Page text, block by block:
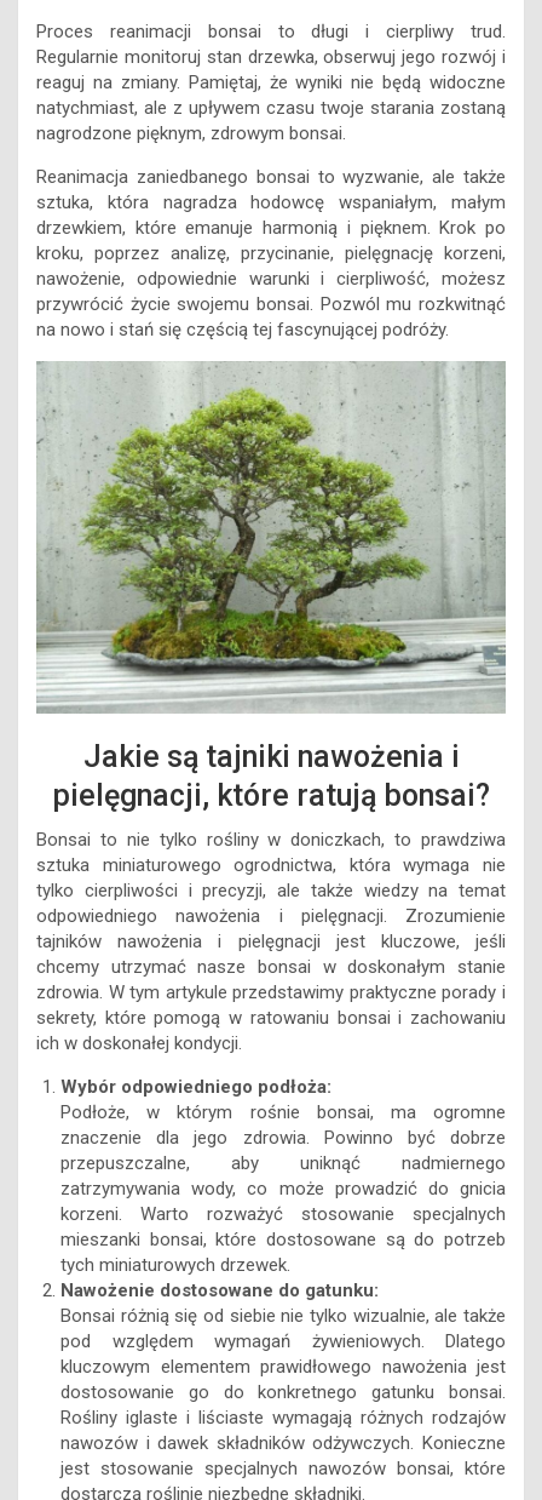
Proces reanimacji bonsai to długi i cierpliwy trud.
Regularnie monitoruj stan drzewka, obserwuj jego rozwój i
reaguj na zmiany. Pamiętaj, że wyniki nie będą widoczne
natychmiast, ale z upływem czasu twoje starania zostaną
nagrodzone pięknym, zdrowym bonsai.
Reanimacja zaniedbanego bonsai to wyzwanie, ale także
sztuka, która nagradza hodowcę wspaniałym, małym
drzewkiem, które emanuje harmonią i pięknem. Krok po
kroku, poprzez analizę, przycinanie, pielęgnację korzeni,
nawożenie, odpowiednie warunki i cierpliwość, możesz
przywrócić życie swojemu bonsai. Pozwól mu rozkwitnąć
na nowo i stań się częścią tej fascynującej podróży.
Jakie są tajniki nawożenia i
pielęgnacji, które ratują bonsai?
Bonsai to nie tylko rośliny w doniczkach, to prawdziwa
sztuka miniaturowego ogrodnictwa, która wymaga nie
tylko cierpliwości i precyzji, ale także wiedzy na temat
odpowiedniego nawożenia i pielęgnacji. Zrozumienie
tajników nawożenia i pielęgnacji jest kluczowe, jeśli
chcemy utrzymać nasze bonsai w doskonałym stanie
zdrowia. W tym artykule przedstawimy praktyczne porady i
sekrety, które pomogą w ratowaniu bonsai i zachowaniu
ich w doskonałej kondycji.
Wybór odpowiedniego podłoża:
Podłoże, w którym rośnie bonsai, ma ogromne
znaczenie dla jego zdrowia. Powinno być dobrze
przepuszczalne, aby uniknąć nadmiernego
zatrzymywania wody, co może prowadzić do gnicia
korzeni. Warto rozważyć stosowanie specjalnych
mieszanki bonsai, które dostosowane są do potrzeb
tych miniaturowych drzewek.
Nawożenie dostosowane do gatunku:
Bonsai różnią się od siebie nie tylko wizualnie, ale także
pod względem wymagań żywieniowych. Dlatego
kluczowym elementem prawidłowego nawożenia jest
dostosowanie go do konkretnego gatunku bonsai.
Rośliny iglaste i liściaste wymagają różnych rodzajów
nawozów i dawek składników odżywczych. Konieczne
jest stosowanie specjalnych nawozów bonsai, które
dostarczą roślinie niezbędne składniki.